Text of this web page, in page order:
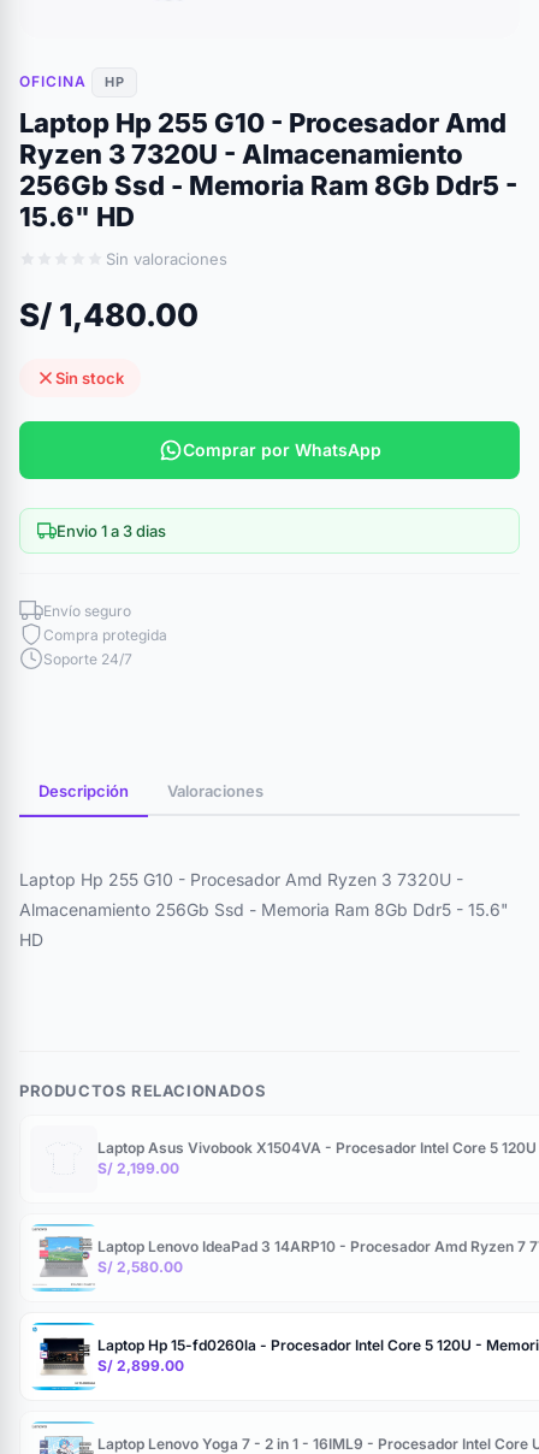
OFICINA HP
Laptop Hp 255 G10 - Procesador Amd
Ryzen 3 7320U - Almacenamiento
256Gb Ssd - Memoria Ram 8Gb Ddr5 -
15.6" HD
Sin valoraciones
S/ 1,480.00
Sin stock
Comprar por WhatsApp
Envio 1 a 3 dias
Envío seguro
Compra protegida
Soporte 24/7
Descripción Valoraciones
Laptop Hp 255 G10 - Procesador Amd Ryzen 3 7320U -
Almacenamiento 256Gb Ssd - Memoria Ram 8Gb Ddr5 - 15.6"
HD
PRODUCTOS RELACIONADOS
Laptop Asus Vivobook X1504VA - Procesador Intel Core 5
S/ 2,199.00
Laptop Lenovo IdeaPad 3 14ARP10 - Procesador Amd Ryzen
S/ 2,580.00
Laptop Hp 15-fd0260la - Procesador Intel Core 5 120U -
S/ 2,899.00
Laptop Lenovo Yoga 7 - 2 in 1 - 16IML9 - Procesador Intel